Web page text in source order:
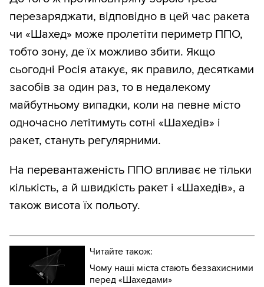
перезаряджати, відповідно в цей час ракета
чи «Шахед» може пролетіти периметр ППО,
тобто зону, де їх можливо збити. Якщо
сьогодні Росія атакує, як правило, десятками
засобів за один раз, то в недалекому
майбутньому випадки, коли на певне місто
одночасно летітимуть сотні «Шахедів» і
ракет, стануть регулярними.
На перевантаженість ППО впливає не тільки
кількість, а й швидкість ракет і «Шахедів», а
також висота їх польоту.
Читайте також:
Чому наші міста стають беззахисними
перед «Шахедами»